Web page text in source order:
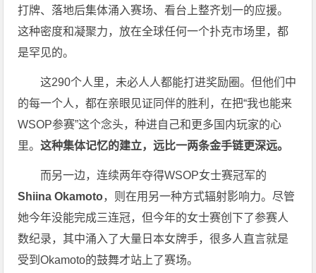
打牌、落地后集体涌入赛场、看台上整齐划一的应援。
这种密度和凝聚力，放在全球任何一个扑克市场里，都
是罕见的。
这290个人里，未必人人都能打进奖励圈。但他们中
的每一个人，都在亲眼见证同伴的胜利，在把“我也能来
WSOP参赛”这个念头，种进自己和更多国内玩家的心
里。这种集体记忆的建立，远比一两条金手链更深远。
而另一边，连续两年夺得WSOP女士赛冠军的
Shiina Okamoto，则在用另一种方式辐射影响力。尽管
她今年没能完成三连冠，但今年的女士赛创下了参赛人
数纪录，其中涌入了大量日本女牌手，很多人直言就是
受到Okamoto的鼓舞才站上了赛场。